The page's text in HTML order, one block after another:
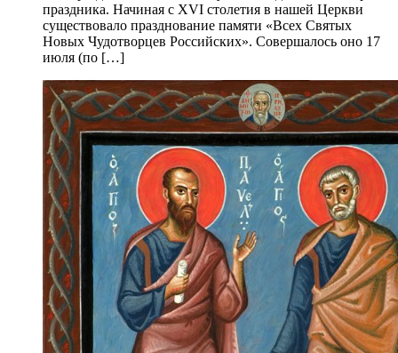
праздника. Начиная с XVI столетия в нашей Церкви
существовало празднование памяти «Всех Святых
Новых Чудотворцев Российских». Совершалось оно 17
июля (по […]